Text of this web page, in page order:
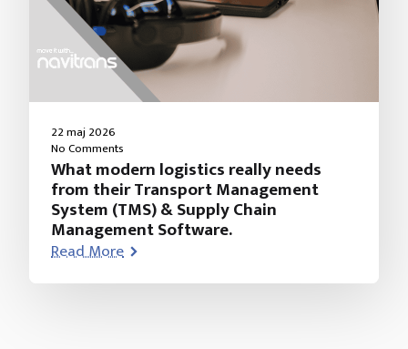
22 maj 2026
No Comments
What modern logistics really needs
from their Transport Management
System (TMS) & Supply Chain
Management Software.
Read More